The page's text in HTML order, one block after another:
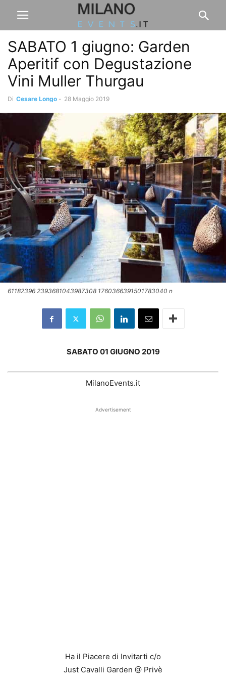
SABATO 1 giugno: Garden
Aperitif con Degustazione
Vini Muller Thurgau
Di Cesare Longo - 28 Maggio 2019
61182396 2393681043987308 1760366391501783040 n
SABATO 01 GIUGNO 2019
MilanoEvents.it
Advertisement
Ha il Piacere di Invitarti c/o
Just Cavalli Garden @ Privè